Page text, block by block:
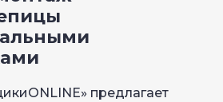
предлагает